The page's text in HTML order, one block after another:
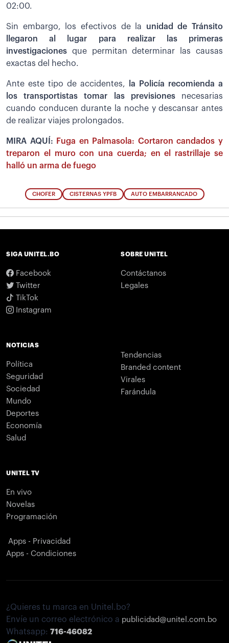
02:00.
Sin embargo, los efectivos de la unidad de Tránsito
llegaron al lugar para realizar las primeras
investigaciones que permitan determinar las causas
exactas del hecho.
Ante este tipo de accidentes, la Policía recomienda a
los transportistas tomar las previsiones necesarias
cuando conducen durante la noche y descansar antes
de realizar viajes prolongados.
MIRA AQUÍ:
Fuga en Palmasola: Cortaron candados y
treparon el muro con una cuerda; en el rastrillaje se
halló un arma de fuego
CHOFER CISTERNAS YPFB AUTO EMBARRANCADO
SIGA UNITEL.BO
Facebook
Twitter
TikTok
Instagram
SOBRE UNITEL
Contáctanos
Legales
NOTICIAS
Política
Seguridad
Sociedad
Mundo
Deportes
Economía
Salud
Tendencias
Branded content
Virales
Farándula
UNITEL TV
En vivo
Novelas
Programación
Apps - Privacidad
Apps - Condiciones
¿Quieres tu marca en Unitel.bo?
Envíe un correo electrónico a publicidad@unitel.com.bo
Whatsapp: 716-46082